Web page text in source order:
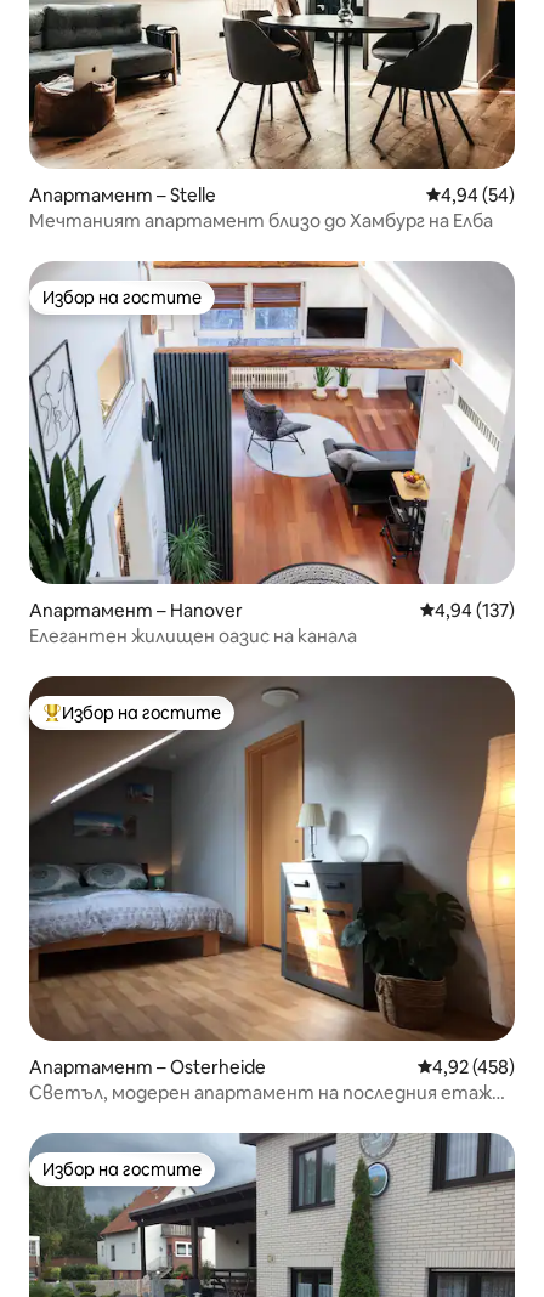
Апартамент – Stelle Средна
4,94 (54)
Мечтаният апартамент близо до Хамбург на Елба
Избор на гостите
Избор на гостите
Апартамент – Hanover Средна
4,94 (137)
Елегантен жилищен оазис на канала
Най-популярен избор на гостите
Избор на гостите
Апартамент – Osterheide Средна
4,92 (458)
Светъл, модерен апартамент на последния етаж
Избор на гостите
Избор на гостите